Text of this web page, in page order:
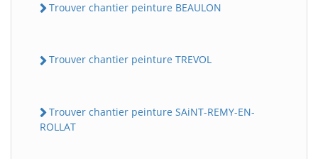
Trouver chantier peinture BEAULON
Trouver chantier peinture TREVOL
Trouver chantier peinture SAiNT-REMY-EN-
ROLLAT